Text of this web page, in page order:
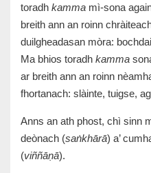
toradh kamma mì-sona
breith ann an roinn
duilgheadasan mòra:
Ma bhios toradh kamma
ar breith ann an roinn
fhortanach: slàinte, tuigse,
Anns an ath phost, chì sinn
deònach (saṅkhārā) a’
(viññāṇā).